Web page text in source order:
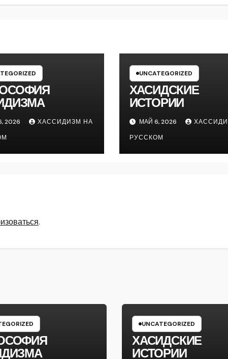
2026
ХАССИДИЗМ НА
UNCATEGORIZED
ХАСИДСКИЕ
ИСТОРИИ
МАЙ 6, 2026
РУССКОМ
.
UNCATEGORIZED
ХАСИДСКИЕ
ИСТОРИИ